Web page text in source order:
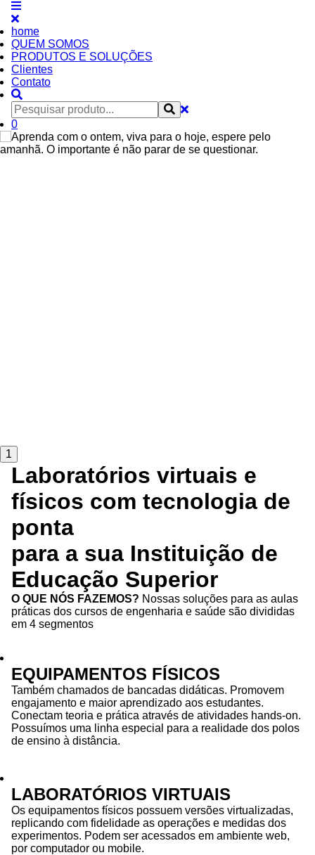
home
QUEM SOMOS
PRODUTOS E SOLUÇÕES
Clientes
Contato
0
1
Laboratórios virtuais e
físicos com tecnologia de
ponta
para a sua Instituição de
Educação Superior
O QUE NÓS FAZEMOS? Nossas soluções para as aulas
práticas dos cursos de engenharia e saúde são divididas
em 4 segmentos
EQUIPAMENTOS FÍSICOS
Também chamados de bancadas didáticas. Promovem
engajamento e maior aprendizado aos estudantes.
Conectam teoria e prática através de atividades hands-on.
Possuímos uma linha especial para a realidade dos polos
de ensino à distância.
LABORATÓRIOS VIRTUAIS
Os equipamentos físicos possuem versões virtualizadas,
replicando com fidelidade as operações e medidas dos
experimentos. Podem ser acessados em ambiente web,
por computador ou mobile.